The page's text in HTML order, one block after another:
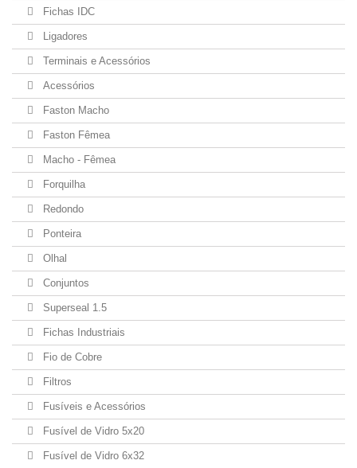
Fichas IDC
Ligadores
Terminais e Acessórios
Acessórios
Faston Macho
Faston Fêmea
Macho - Fêmea
Forquilha
Redondo
Ponteira
Olhal
Conjuntos
Superseal 1.5
Fichas Industriais
Fio de Cobre
Filtros
Fusíveis e Acessórios
Fusível de Vidro 5x20
Fusível de Vidro 6x32